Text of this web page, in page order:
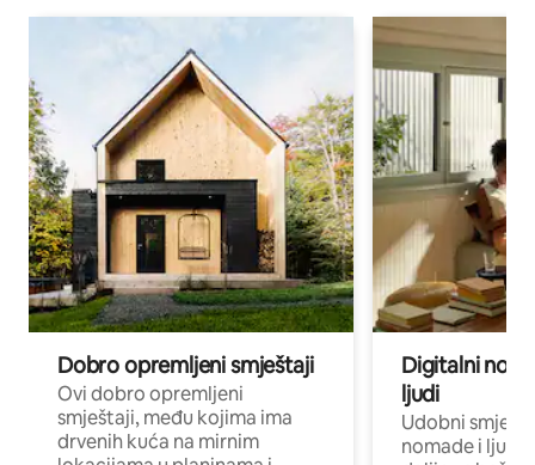
Dobro opremljeni smještaji
Ovi dobro opremljeni
smještaji, među kojima ima
drvenih kuća na mirnim
Digitalni
ljudi
Udobni
nomade i ljude